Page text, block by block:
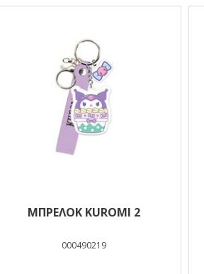
ΜΠΡΕΛΟΚ KUROMI 2
000490219